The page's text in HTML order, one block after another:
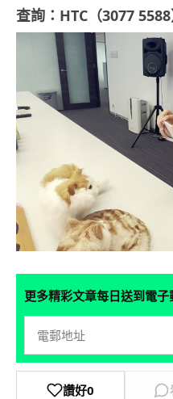
查詢：HTC（3077 5588
更多精彩文章每日送到電子
讚好0